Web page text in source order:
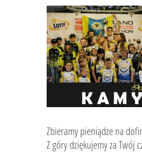
Zbieramy pieniądze na
Z góry dziękujemy za Twój